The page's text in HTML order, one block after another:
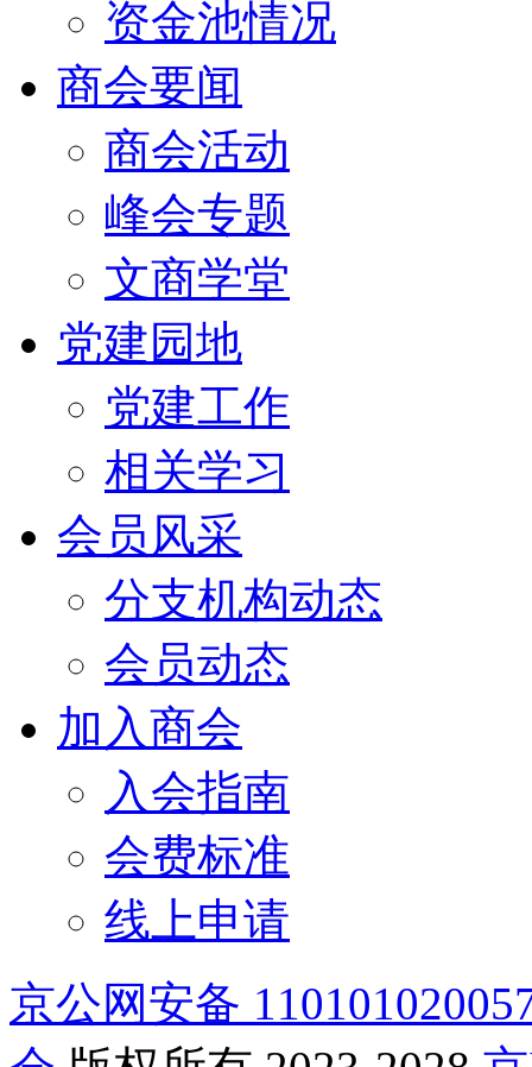
资金池情况
商会要闻
商会活动
峰会专题
文商学堂
党建园地
党建工作
相关学习
会员风采
分支机构动态
会员动态
加入商会
入会指南
会费标准
线上申请
京公网安备